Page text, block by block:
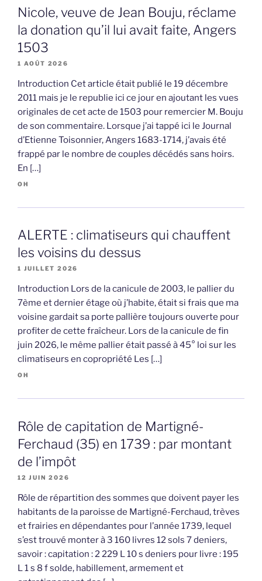
Nicole, veuve de Jean Bouju, réclame
la donation qu’il lui avait faite, Angers
1503
1 AOÛT 2026
Introduction Cet article était publié le 19 décembre
2011 mais je le republie ici ce jour en ajoutant les vues
originales de cet acte de 1503 pour remercier M. Bouju
de son commentaire. Lorsque j’ai tappé ici le Journal
d’Etienne Toisonnier, Angers 1683-1714, j’avais été
frappé par le nombre de couples décédés sans hoirs.
En […]
OH
ALERTE : climatiseurs qui chauffent
les voisins du dessus
1 JUILLET 2026
Introduction Lors de la canicule de 2003, le pallier du
7ème et dernier étage où j’habite, était si frais que ma
voisine gardait sa porte pallière toujours ouverte pour
profiter de cette fraîcheur. Lors de la canicule de fin
juin 2026, le même pallier était passé à 45° loi sur les
climatiseurs en copropriété Les […]
OH
Rôle de capitation de Martigné-
Ferchaud (35) en 1739 : par montant
de l’impôt
12 JUIN 2026
Rôle de répartition des sommes que doivent payer les
habitants de la paroisse de Martigné-Ferchaud, trèves
et frairies en dépendantes pour l’année 1739, lequel
s’est trouvé monter à 3 160 livres 12 sols 7 deniers,
savoir : capitation : 2 229 L 10 s deniers pour livre : 195
L 1 s 8 f solde, habillement, armement et